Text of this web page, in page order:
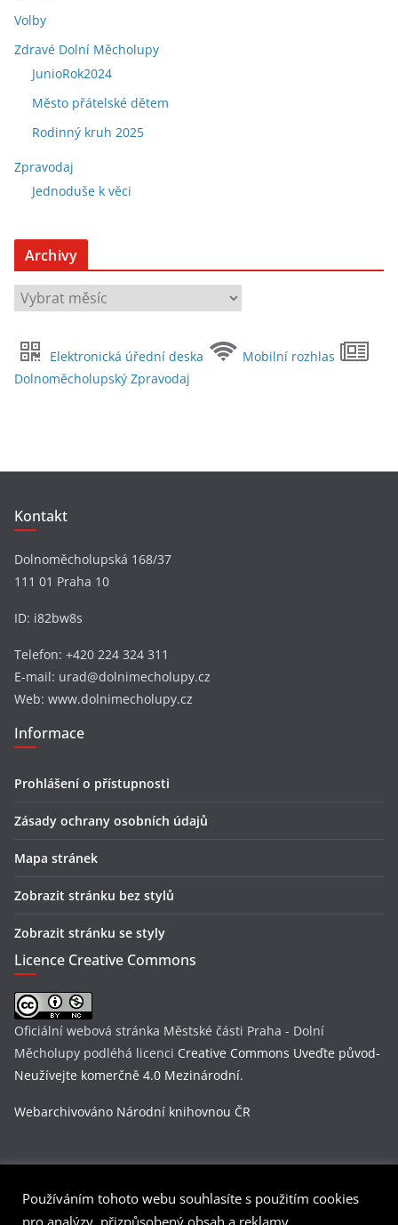
Volby
Zdravé Dolní Měcholupy
JunioRok2024
Město přátelské dětem
Rodinný kruh 2025
Zpravodaj
Jednoduše k věci
Archivy
A
r
h
i
Elektronická úřední deska
Mobilní rozhlas
Dolnoměcholupský Zpravodaj
Kontakt
Dolnoměcholupská 168/37
111 01 Praha 10
ID: i82bw8s
Telefon: +420 224 324 311
E-mail: urad@dolnimecholupy.cz
Web: www.dolnimecholupy.cz
Informace
Prohlášení o přístupnosti
Zásady ochrany osobních údajů
Mapa stránek
Zobrazit stránku bez stylů
Zobrazit stránku se styly
Licence Creative Commons
Oficiální webová stránka Městské části Praha - Dolní
Měcholupy podléhá licenci Creative Commons Uveďte původ-
Neužívejte komerčně 4.0 Mezinárodní.
Webarchivováno Národní knihovnou ČR
Copyright © 2026Praha-Dolní Měcholupy. Všechna práva
Používáním tohoto webu souhlasíte s použitím cookies
pro analýzy, přizpůsobený obsah a reklamy.